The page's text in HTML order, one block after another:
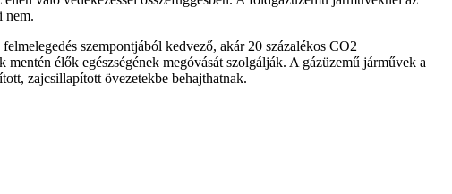
nem.
szempontjából kedvező, akár 20 százalékos CO2
élők egészségének megóvását szolgálják. A gázüzemű járművek a
zajcsillapított övezetekbe behajthatnak.